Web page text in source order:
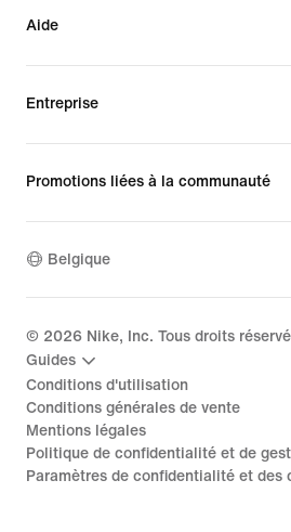
Aide
Entreprise
Promotions liées à la communauté
Belgique
© 2026 Nike, Inc. Tous droits
Guides
Conditions d'utilisation
Conditions générales de vente
Mentions légales
Politique de confidentialité et de
Paramètres de confidentialité et des